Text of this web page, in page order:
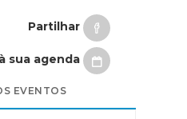
Partilhar
sua agenda
EVENTOS